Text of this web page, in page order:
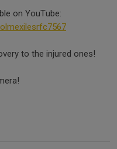
on YouTube:
to the injured ones!